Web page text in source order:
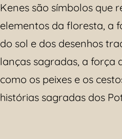
Kenes são símbolos que
elementos da floresta, a
do sol e dos desenhos
lanças sagradas, a força
como os peixes e os
histórias sagradas dos